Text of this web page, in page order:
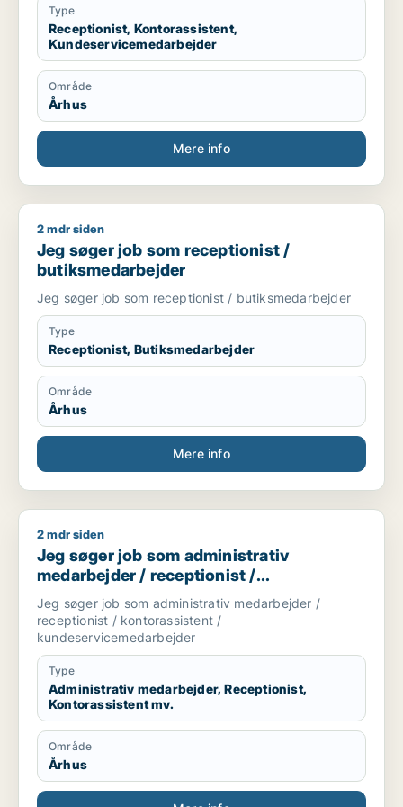
Type
Receptionist, Kontorassistent,
Kundeservicemedarbejder
Område
Århus
Mere info
Jeg søger job som receptionist / butiksmedarbejder
2 mdr siden
Jeg søger job som receptionist /
butiksmedarbejder
Jeg søger job som receptionist / butiksmedarbejder
Type
Receptionist, Butiksmedarbejder
Område
Århus
Mere info
Jeg søger job som administrativ medarbejder /
2 mdr siden
Jeg søger job som administrativ
medarbejder / receptionist /
kontorassistent /
kundeservicemedarbejder
Jeg søger job som administrativ medarbejder /
receptionist / kontorassistent /
kundeservicemedarbejder
Type
Administrativ medarbejder, Receptionist,
Kontorassistent mv.
Område
Århus